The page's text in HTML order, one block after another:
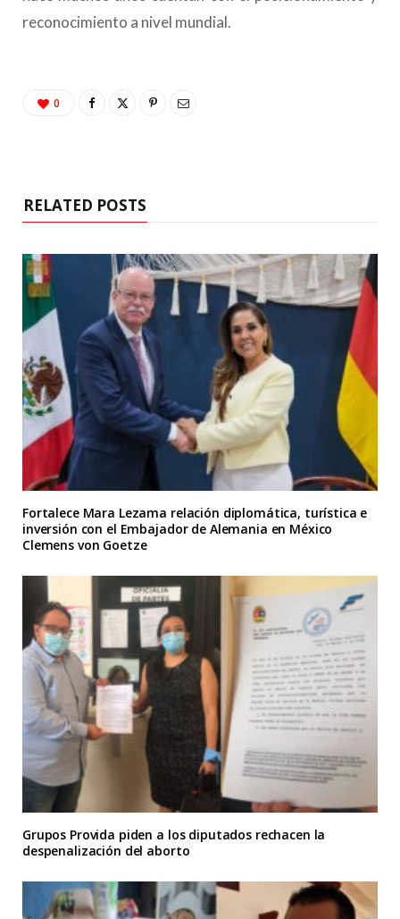
reconocimiento a nivel mundial.
0
RELATED POSTS
Fortalece Mara Lezama relación diplomática, turística e
inversión con el Embajador de Alemania en México
Clemens von Goetze
Grupos Provida piden a los diputados rechacen la
despenalización del aborto